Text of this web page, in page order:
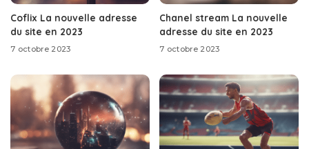
Coflix La nouvelle adresse
du site en 2023
7 octobre 2023
Chanel stream La nouvelle
adresse du site en 2023
7 octobre 2023